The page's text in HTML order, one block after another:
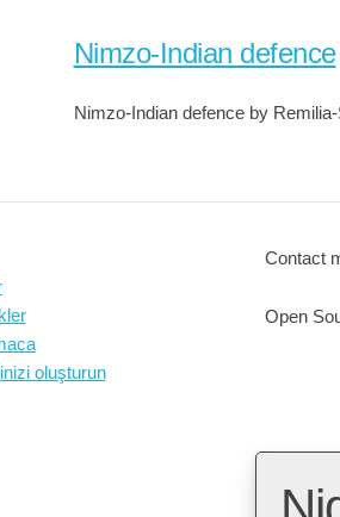
Nimzo-Indian defence
Nimzo-Indian defence by
oluşturun
Contact
Open